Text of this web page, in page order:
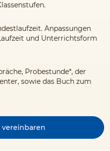
Anpassungen
und Unterrichtsform
Probestunde*, der
sowie das Buch zum
vereinbaren